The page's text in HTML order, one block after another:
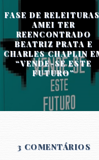
FASE DE
AMEI TER
REENCONTRADO
BEATRIZ PRATA E
CHARLES CHAPLIN
“VENDE-SE ESTE
FUTURO”
3 COMENTÁRIOS